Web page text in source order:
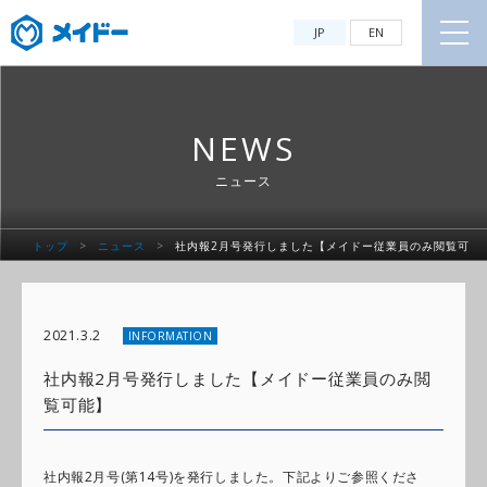
JP EN
NEWS
ニュース
トップ > ニュース >
社内報2月号発行しました【メイドー従業員のみ閲覧可
2021.3.2 INFORMATION
社内報2月号発行しました【メイドー従業員のみ閲
覧可能】
社内報2月号(第14号)を発行しました。下記よりご参照くださ